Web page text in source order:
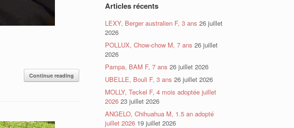
Continue reading
Articles récents
LEXY, Berger australien F, 3 ans 26 juillet
2026
POLLUX, Chow-chow M, 7 ans 26 juillet
2026
Pampa, BAM F, 7 ans 26 juillet 2026
UBELLE, Bouli F, 3 ans 26 juillet 2026
MOLLY, Teckel F, 4 mois adoptée juillet
2026 23 juillet 2026
ANGELO, Chihuahua M, 1.5 an adopté
juillet 2026 19 juillet 2026